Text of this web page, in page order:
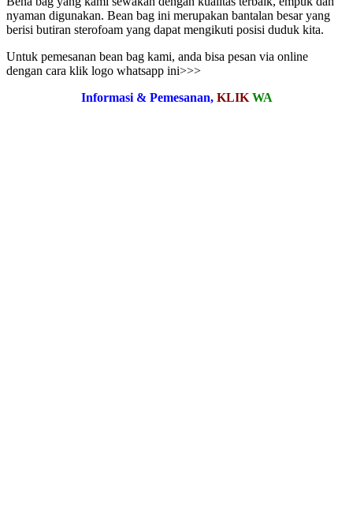
nyaman digunakan. Bean bag ini merupakan bantalan besar yang
berisi butiran sterofoam yang dapat mengikuti posisi duduk kita.
Untuk pemesanan bean bag kami, anda bisa pesan via online
dengan cara klik logo whatsapp ini>>>
Informasi & Pemesanan, KLIK WA